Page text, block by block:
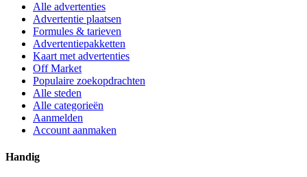
Alle advertenties
Advertentie plaatsen
Formules & tarieven
Advertentiepakketten
Kaart met advertenties
Off Market
Populaire zoekopdrachten
Alle steden
Alle categorieën
Aanmelden
Account aanmaken
Handig